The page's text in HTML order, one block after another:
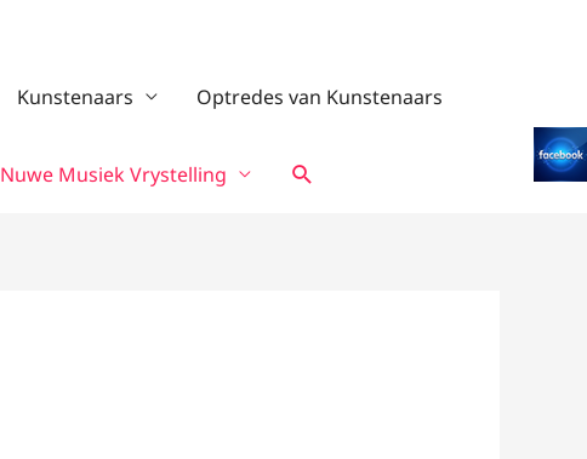
Kunstenaars Optredes van Kunstenaars
Nuwe Musiek Vrystelling Search